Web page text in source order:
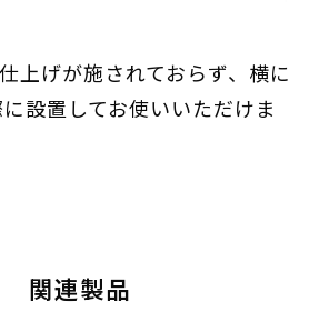
上げが施されておらず、横に
設置してお使いいただけま
関連製品